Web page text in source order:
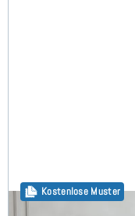
Kostenlose Muster